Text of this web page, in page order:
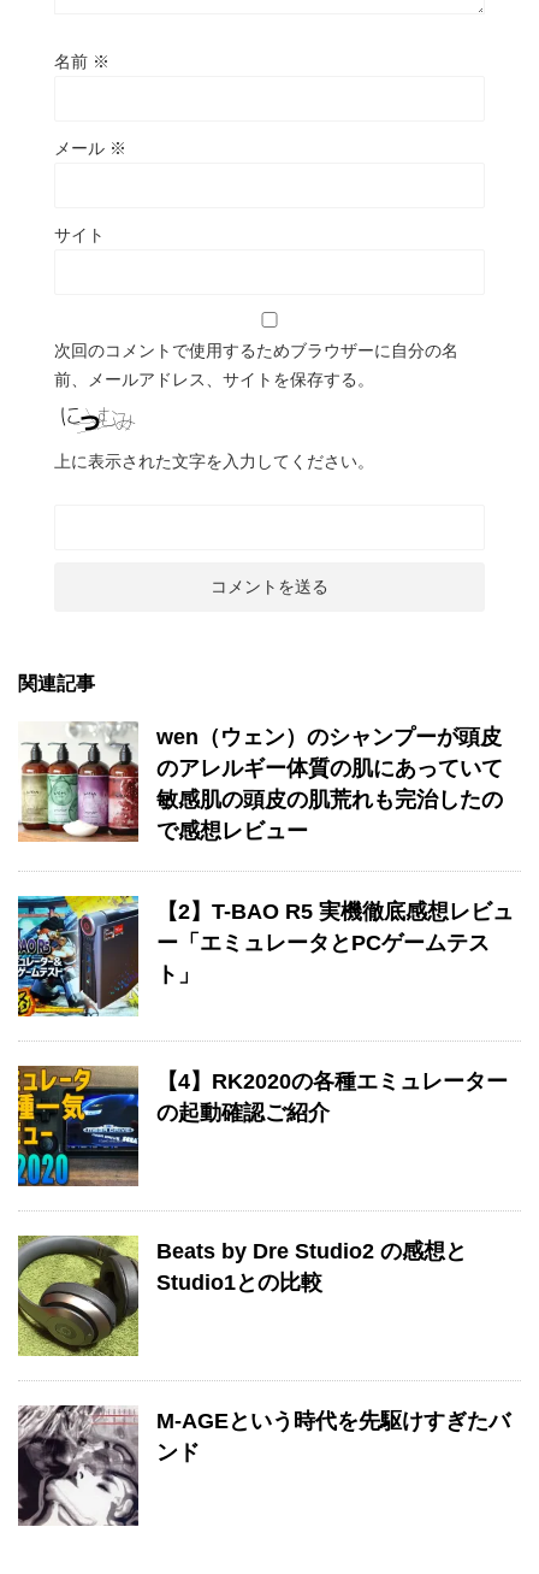
名前 ※
メール ※
サイト
次回のコメントで使用するためブラウザーに自分の名
前、メールアドレス、サイトを保存する。
上に表示された文字を入力してください。
関連記事
wen（ウェン）のシャンプーが頭皮
のアレルギー体質の肌にあっていて
敏感肌の頭皮の肌荒れも完治したの
で感想レビュー
【2】T-BAO R5 実機徹底感想レビュ
ー「エミュレータとPCゲームテス
ト」
【4】RK2020の各種エミュレーター
の起動確認ご紹介
Beats by Dre Studio2 の感想と
Studio1との比較
M-AGEという時代を先駆けすぎたバ
ンド